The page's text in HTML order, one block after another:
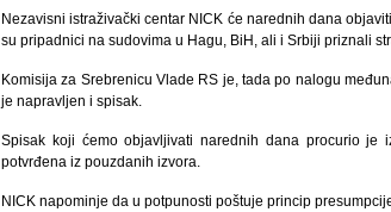
Nezavisni istraživački centar NICK će narednih dana
su pripadnici na sudovima u Hagu, BiH, ali i Srbiji priznali
Komisija za Srebrenicu Vlade RS je, tada po nalogu
je napravljen i spisak.
Spisak koji ćemo objavljivati narednih dana procurio
potvrđena iz pouzdanih izvora.
NICK napominje da u potpunosti poštuje princip